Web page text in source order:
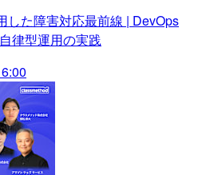
した障害対応最前線 | DevOps
律型運用の実践